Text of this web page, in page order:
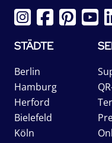
STÄDTE
Berlin
Hamburg
Herford
Bielefeld
Köln